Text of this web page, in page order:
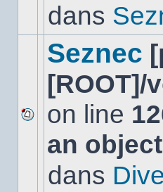
dansdans
Aucun
nouveau
message
Seznec
[ROOT]/
on line
an
dans